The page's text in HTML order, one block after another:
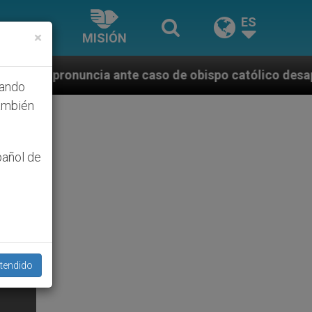
MISIÓN
ES
caso de obispo católico desaparecido por la
×
de